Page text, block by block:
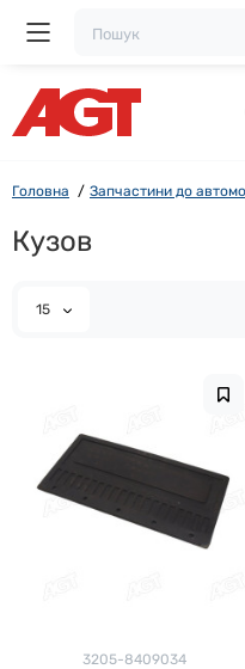
Головна Запчастини до
Кузов
15
3205-8409034